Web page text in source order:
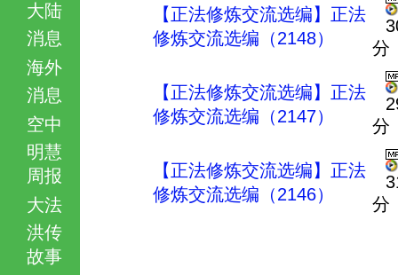
大陆
消息
海外
消息
空中
明慧
周报
大法
洪传
故事
【正法修炼交流选编】正法
修炼交流选编（2148）
分
【正法修炼交流选编】正法
修炼交流选编（2147）
分
【正法修炼交流选编】正法
修炼交流选编（2146）
分